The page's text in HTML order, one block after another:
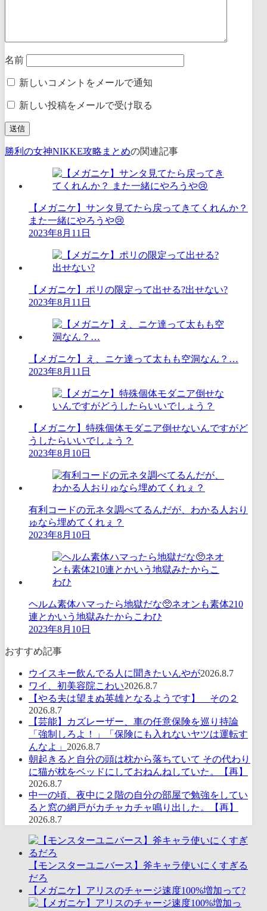
名前
新しいコメントをメールで通知
新しい投稿をメールで受け取る
勝利の女神NIKKE攻略まとめの関連記事
【メガニケ】サンタ見てたら戻ってきてくれんか？
また一緒にやろうや😢
2023年8月11日
【メガニケ】ポリの限定って出せる?出せない?
2023年8月11日
【メガニケ】え、ニケ達って太もも空洞なん？…
2023年8月11日
【メガニケ】特殊個体モダニア倒せないんですがど
うしたらいいでしょう？
2023年8月10日
有利コードの元ネタ調べてるんだが、わかる人おり
ゅなら埋めてくれぇ？
2023年8月10日
ヘルム素体ハマったら地獄だな🥺ネオンも素体210
連とかいう地獄みたからこわひ
2023年8月10日
おすすめ記事
ウイスキー飲んでる人に聞きたいんやが2026.8.7
ワイ、初美容院こわい2026.8.7
【やる夫は望まぬ英雄となるようです】 その２
2026.8.7
【芸能】カズレーザー、車の任意保険を巡り持論
「強制しろよ！」「保険にも入れないヤツは運転す
んなよ」 2026.8.7
朝起きると自分の頭は枕から落ちていて その代わり
に猫が枕をベッドにしておねんねしていた。【再】
2026.8.7
中一の頃、夜中に２階の自分の部屋で勉強をしてい
ると窓の網戸がカチャカチャ鳴り出した。【再】
2026.8.7
【モンスターユニバース】斧キャラ使いにくすぎる
だろ
【メガニケ】アリスのチャージ速度100%増加って?